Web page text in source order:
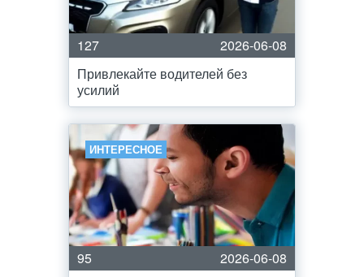
127
2026-06-08
Привлекайте водителей без
усилий
ИНТЕРЕСНОЕ
95 2026-06-08